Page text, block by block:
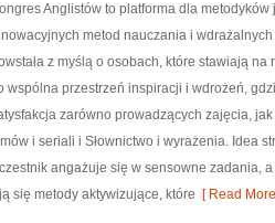
Anglistów to platforma dla
metod nauczania i
z myślą o osobach, które stawiają
wspólna przestrzeń inspiracji i wdrożeń,
zarówno prowadzących zajęcia,
i seriali i Słownictwo i wyrażenia. Idea
angażuje się w sensowne zadania,
się metody aktywizujące, które [ Read